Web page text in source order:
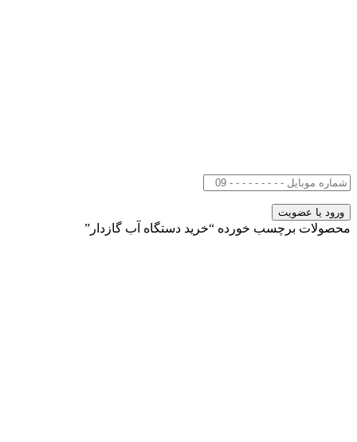
محصولات برچسب خورده “خرید دستگاه آب گازدار”